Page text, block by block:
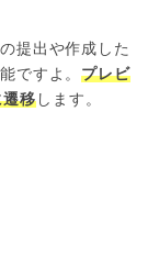
提出や作成した
ですよ。プレビ
遷移 します。